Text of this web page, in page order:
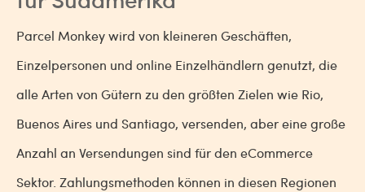
Parcel Monkey wird von kleineren Geschäften,
Einzelpersonen und online Einzelhändlern genutzt, die
alle Arten von Gütern zu den größten Zielen wie Rio,
Buenos Aires und Santiago, versenden, aber eine große
Anzahl an Versendungen sind für den eCommerce
Sektor. Zahlungsmethoden können in diesen Regionen